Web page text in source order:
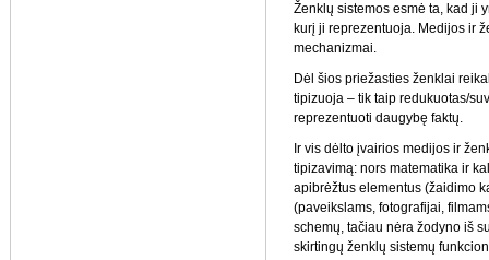
Ženklų sistemos esmė ta, kad ji
kurį ji reprezentuoja. Medijos ir
mechanizmai.
Dėl šios priežasties ženklai
tipizuoja – tik taip redukuotas/
reprezentuoti daugybę faktų.
Ir vis dėlto įvairios medijos ir
tipizavimą: nors matematika ir
apibrėžtus elementus (žaidimo
(paveikslams, fotografijai,
schemų, tačiau nėra žodyno iš
skirtingų ženklų sistemų